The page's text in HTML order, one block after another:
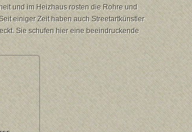
und im Heizhaus rosten die Rohre und
einiger Zeit haben auch Streetartkünstler
Sie schufen hier eine beeindruckende